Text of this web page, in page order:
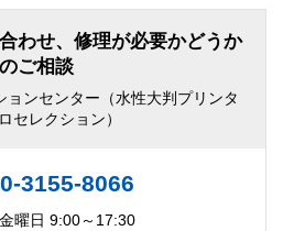
わせ、修理が必要かどうか
のご相談
ョンセンター（水性大判プリンタ
セレクション）
3155-8066
曜日 9:00～17:30